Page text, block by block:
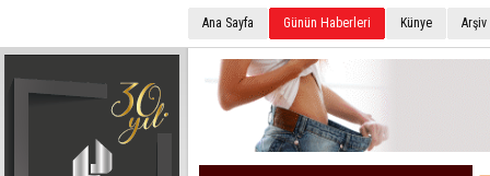
Ana Sayfa Günün Haberleri Künye Arşiv